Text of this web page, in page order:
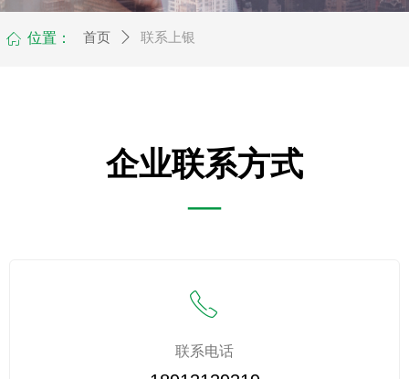
企业联系方式
—
ꂅ
联系电话
ꀇ 位置： 首页 ꄲ 联系上银